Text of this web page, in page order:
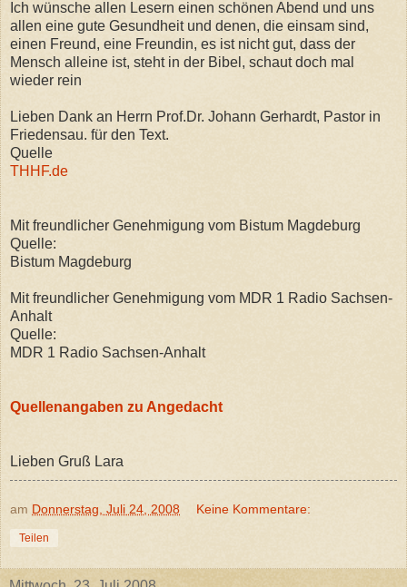
Ich wünsche allen Lesern einen schönen Abend und uns
allen eine gute Gesundheit und denen, die einsam sind,
einen Freund, eine Freundin, es ist nicht gut, dass der
Mensch alleine ist, steht in der Bibel, schaut doch mal
wieder rein
Lieben Dank an Herrn Prof.Dr. Johann Gerhardt, Pastor in
Friedensau. für den Text.
Quelle
THHF.de
Mit freundlicher Genehmigung vom Bistum Magdeburg
Quelle:
Bistum Magdeburg
Mit freundlicher Genehmigung vom MDR 1 Radio Sachsen-
Anhalt
Quelle:
MDR 1 Radio Sachsen-Anhalt
Quellenangaben zu Angedacht
Lieben Gruß Lara
am Donnerstag, Juli 24, 2008 Keine Kommentare:
Teilen